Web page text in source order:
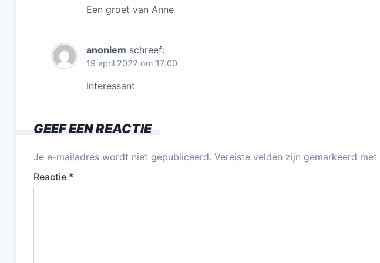
Een groet van Anne
anoniem schreef:
19 april 2022 om 17:00
Interessant
GEEF EEN REACTIE
Je e-mailadres wordt niet gepubliceerd. Vereiste velden zijn gemarkeerd met
Reactie *